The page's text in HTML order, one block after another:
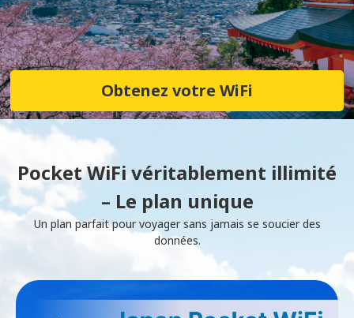
Obtenez votre WiFi
Pocket WiFi véritablement illimité
– Le plan unique
Un plan parfait pour voyager sans jamais se soucier des
données.